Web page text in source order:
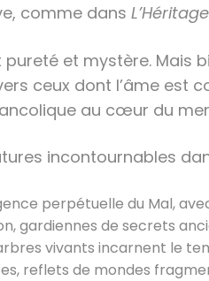
comme dans L’Héritage
pureté et mystère. Mais
ceux dont l’âme est
au cœur du
incontournables
perpétuelle du Mal,
gardiennes de secrets
vivants incarnent le
reflets de mondes